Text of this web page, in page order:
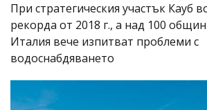
При стратегическия участък Кауб
рекорда от 2018 г., а над 100
Италия вече изпитват проблеми с
водоснабдяването